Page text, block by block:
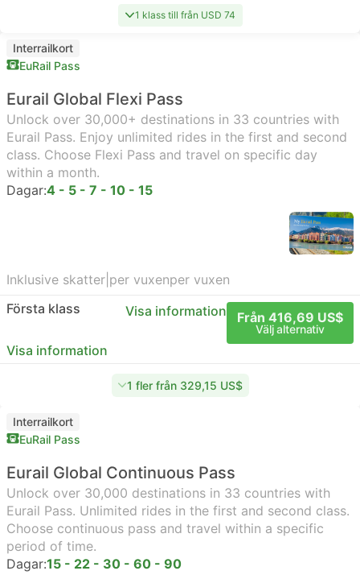
1 klass till från USD 74
Interrailkort
EuRail Pass
Eurail Global Flexi Pass
Unlock over 30,000+ destinations in 33 countries with
Eurail Pass. Enjoy unlimited rides in the first and second
class. Choose Flexi Pass and travel on specific day
within a month.
Dagar:4 - 5 - 7 - 10 - 15
Inklusive skatter per vuxenper vuxen
Första klass
Visa information Från 416,69 US$
Välj alternativ
Visa information
1 fler från 329,15 US$
Interrailkort
EuRail Pass
Eurail Global Continuous Pass
Unlock over 30,000 destinations in 33 countries with
Eurail Pass. Unlimited rides in the first and second class.
Choose continuous pass and travel within a specific
period of time.
Dagar:15 - 22 - 30 - 60 - 90